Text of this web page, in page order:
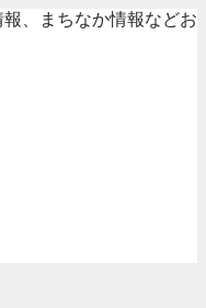
、まちなか情報などお